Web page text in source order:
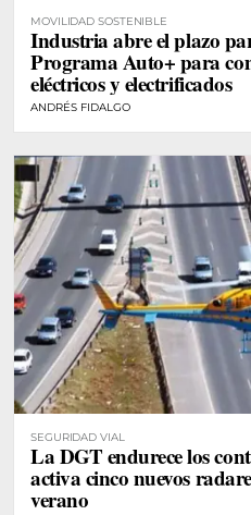
MOVILIDAD SOSTENIBLE
Industria abre el plazo
Programa Auto+ para
eléctricos y electrificados
ANDRÉS FIDALGO
SEGURIDAD VIAL
La DGT endurece los
activa cinco nuevos
verano